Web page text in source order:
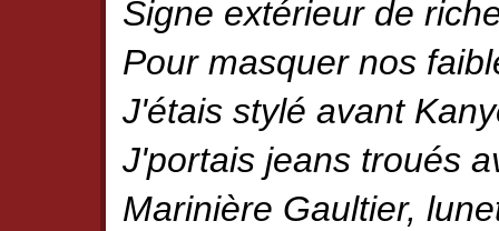
Signe extérieur de
Pour masquer nos
J'étais stylé avant
J'portais jeans troués
Marinière Gaultier,